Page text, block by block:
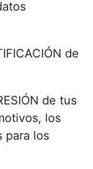
de
de tus
los
para los